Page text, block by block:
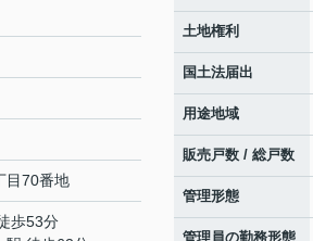
目70番地
歩53分
土地権利
国土法届出
用途地域
販売戸数 / 総戸数
管理形態
管理員の勤務形態